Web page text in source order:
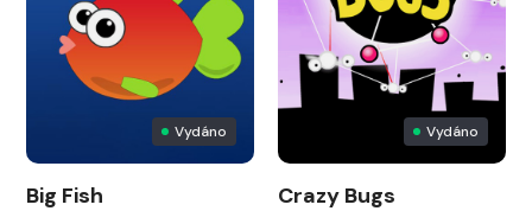
Vydáno
Big Fish
Vydáno
Crazy Bugs